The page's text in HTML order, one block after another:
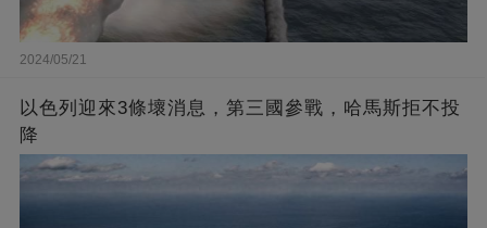
2024/05/21
以色列迎來3條壞消息，第三國參戰，哈馬斯拒不投
降